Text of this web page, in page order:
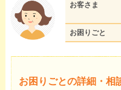
お客さま
お困りごと
お困りごとの詳細・相